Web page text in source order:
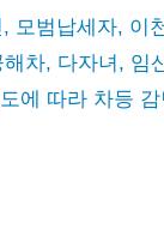
모범납세자, 이
차, 다자녀, 임
에 따라 차등